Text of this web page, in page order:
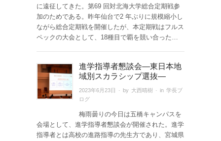
に遠征してきた。第69 回対北海大学総合定期戦参
加のためである。昨年仙台で2 年ぶりに規模縮小し
ながら総合定期戦を開催したが、本定期戦はフルス
ペックの大会として、18種目で覇を競い合った…
進学指導者懇談会―東日本地
域別スカラシップ選抜―
2023年6月23日 · by 大西晴樹 · in学長ブ
ログ
梅雨曇りの今日は五橋キャンパスを
会場として、進学指導者懇談会が開催された。進学
指導者とは高校の進路指導の先生方であり、宮城県